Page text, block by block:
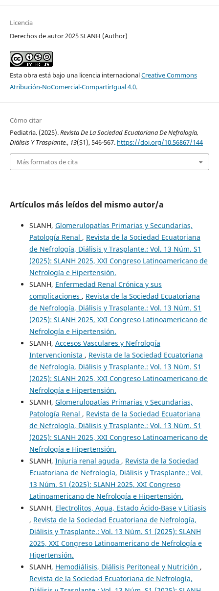
Licencia
Derechos de autor 2025 SLANH (Author)
Esta obra está bajo una licencia internacionalCreative Commons
Atribución-NoComercial-CompartirIgual 4.0.
Cómo citar
Pediatria. (2025).Revista De La Sociedad Ecuatoriana De Nefrología,
Diálisis Y Trasplante., 13(S1), 546-567. https://doi.org/10.56867/144
Más formatos de cita
Artículos más leídos del mismo autor/a
SLANH, Glomerulopatías Primarias y Secundarias,
Patología Renal , Revista de la Sociedad Ecuatoriana
de Nefrología, Diálisis y Trasplante.: Vol. 13 Núm. S1
(2025): SLANH 2025, XXI Congreso Latinoamericano de
Nefrología e Hipertensión.
SLANH, Enfermedad Renal Crónica y sus
complicaciones , Revista de la Sociedad Ecuatoriana
de Nefrología, Diálisis y Trasplante.: Vol. 13 Núm. S1
(2025): SLANH 2025, XXI Congreso Latinoamericano de
Nefrología e Hipertensión.
SLANH, Accesos Vasculares y Nefrología
Intervencionista , Revista de la Sociedad Ecuatoriana
de Nefrología, Diálisis y Trasplante.: Vol. 13 Núm. S1
(2025): SLANH 2025, XXI Congreso Latinoamericano de
Nefrología e Hipertensión.
SLANH, Glomerulopatías Primarias y Secundarias,
Patología Renal , Revista de la Sociedad Ecuatoriana
de Nefrología, Diálisis y Trasplante.: Vol. 13 Núm. S1
(2025): SLANH 2025, XXI Congreso Latinoamericano de
Nefrología e Hipertensión.
SLANH, Injuria renal aguda , Revista de la Sociedad
Ecuatoriana de Nefrología, Diálisis y Trasplante.: Vol.
13 Núm. S1 (2025): SLANH 2025, XXI Congreso
Latinoamericano de Nefrología e Hipertensión.
SLANH, Electrolitos, Agua, Estado Ácido-Base y Litiasis
, Revista de la Sociedad Ecuatoriana de Nefrología,
Diálisis y Trasplante.: Vol. 13 Núm. S1 (2025): SLANH
2025, XXI Congreso Latinoamericano de Nefrología e
Hipertensión.
SLANH, Hemodiálisis, Diálisis Peritoneal y Nutrición ,
Revista de la Sociedad Ecuatoriana de Nefrología,